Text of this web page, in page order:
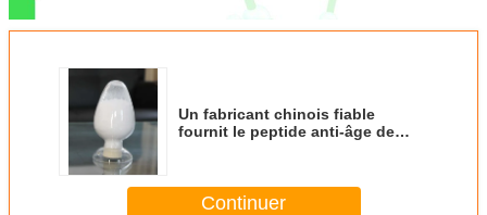
Un fabricant chinois fiable
fournit le peptide anti-âge de
Continuer